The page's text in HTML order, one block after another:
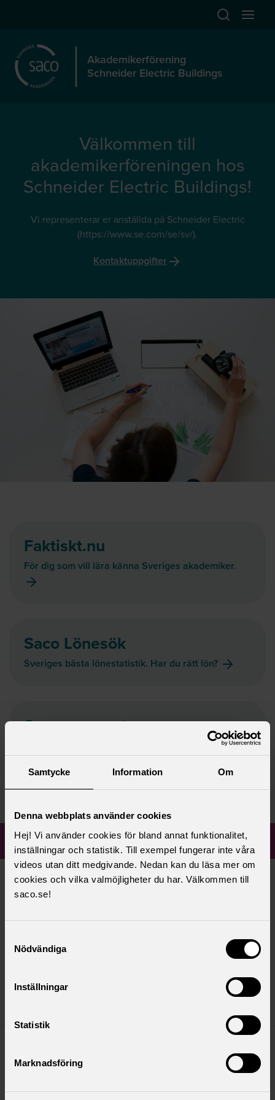
Samtycke Information Om
Denna webbplats använder cookies
Hej! Vi använder cookies för bland annat funktionalitet,
inställningar och statistik. Till exempel fungerar inte våra
videos utan ditt medgivande. Nedan kan du läsa mer om
cookies och vilka valmöjligheter du har. Välkommen till
saco.se!
Nödvändiga
Inställningar
Statistik
Marknadsföring
Öppna
Akademikerförening
Schneider Electric Buildings
Välkommen till
akademikerföreningen hos
Schneider Electric Buildings!
Vi representerar er anställda på Schneider Electric
(https://www.se.com/se/sv/).
Kontaktuppgifter
Faktiskt.nu
För dig som vill lära känna Sveriges akademiker.
Saco Lönesök
Sveriges bästa lönestatistik. Har du rätt lön?
Sacos rapporter
Nyheter
måndag 27 april 2026
Löneförhandlingarna för 2026 har avslutats och vi
har uppnått en genomsnittlig löneökning på 3,06%
jämfört med det avtalade snittet på 3,0%
Löneförhandling 2026
onsdag 1 oktober 2025
Löneförhandling 2025
Löneförhandlingarna för 2025 har nu avslutats och vi